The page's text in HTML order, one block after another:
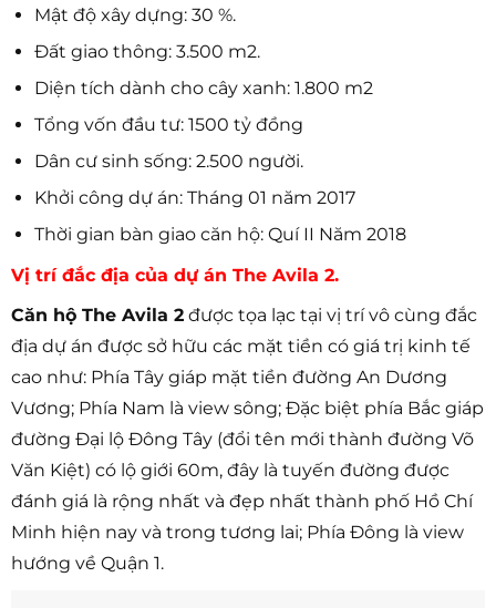
Mật độ xây dựng: 30 %.
Đất giao thông: 3.500 m2.
Diện tích dành cho cây xanh: 1.800 m2
Tổng vốn đầu tư: 1500 tỷ đồng
Dân cư sinh sống: 2.500 người.
Khởi công dự án: Tháng 01 năm 2017
Thời gian bàn giao căn hộ: Quí II Năm 2018
Vị trí đắc địa của dự án The Avila 2.
Căn hộ The Avila 2 được tọa lạc tại vị trí vô cùng đắc
địa dự án được sở hữu các mặt tiền có giá trị kinh tế
cao như: Phía Tây giáp mặt tiền đường An Dương
Vương; Phía Nam là view sông; Đặc biệt phía Bắc giáp
đường Đại lộ Đông Tây (đổi tên mới thành đường Võ
Văn Kiệt) có lộ giới 60m, đây là tuyến đường được
đánh giá là rộng nhất và đẹp nhất thành phố Hồ Chí
Minh hiện nay và trong tương lai; Phía Đông là view
hướng về Quận 1.